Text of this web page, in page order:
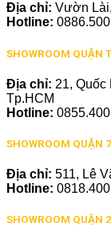
Địa chỉ: Vườn
Hotline:
SHOWROOM QUẬN
Địa chỉ: 21, Quốc
Tp.HCM
Hotline:
SHOWROOM QUẬN
Địa chỉ: 511, Lê
Hotline:
SHOWROOM QUẬN